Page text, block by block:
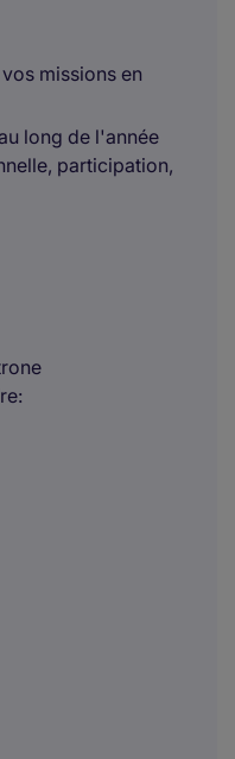
missions en
long de l'année
participation,